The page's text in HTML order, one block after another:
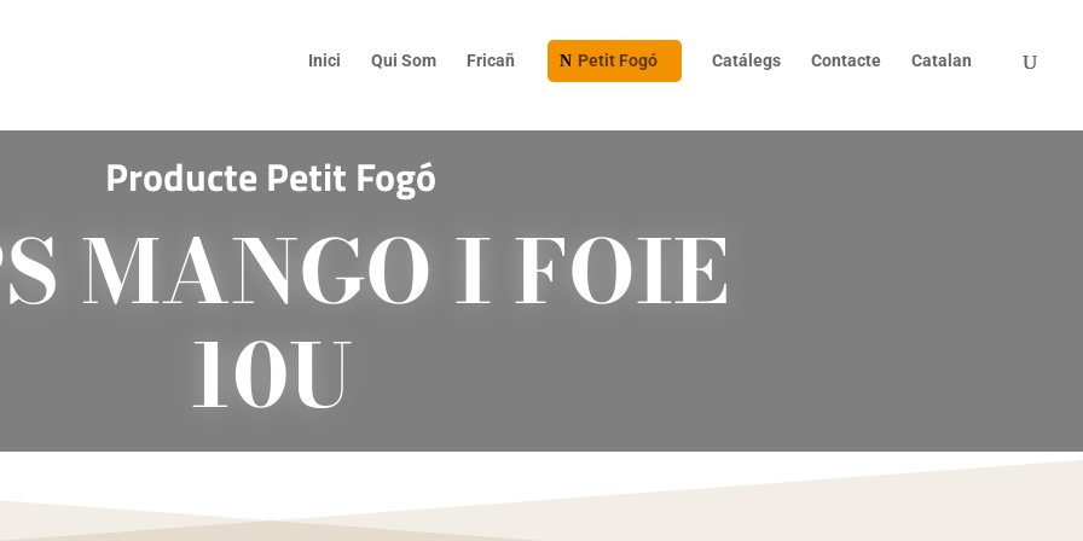
Inici Qui Som Fricañ Petit Fogó Catálegs Contacte Catalan
ProductePetit Fogó
MANGO I FOIE
10U